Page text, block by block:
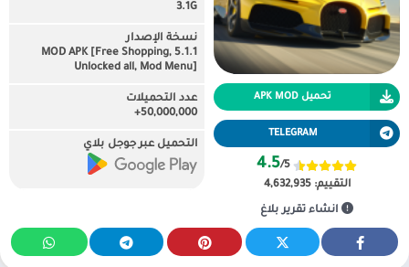
تحميل APK MOD
TELEGRAM
4.5/5
التقييم:4,632,935
انشاء تقرير بلاغ
3.1G
نسخة الإصدار
5.1.1 MOD APK [Free Shopping,
Unlocked all, Mod Menu]
عدد التحميلات
50,000,000+
التحميل عبر جوجل بلاي